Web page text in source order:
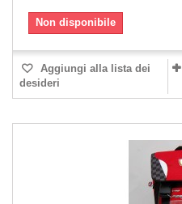
Non disponibile
Aggiungi alla lista dei
desideri